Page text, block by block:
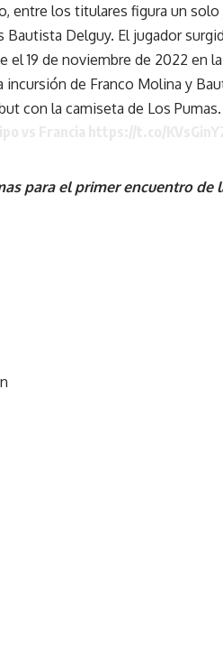
entre los titulares figura un
Delguy. El jugador
19 de noviembre de 2022 en
incursión de Franco Molina y
con la camiseta de Los Pumas.
para el primer encuentro de